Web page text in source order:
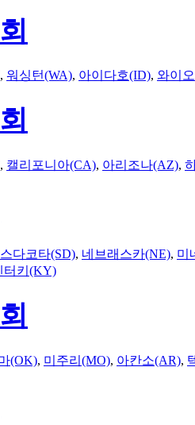
, 워싱턴(WA), 아이다호(ID), 와이
, 캘리포니아(CA), 아리조나(AZ),
다코타(SD), 네브래스카(NE), 미
터키(KY)
(OK), 미주리(MO), 아칸소(AR),